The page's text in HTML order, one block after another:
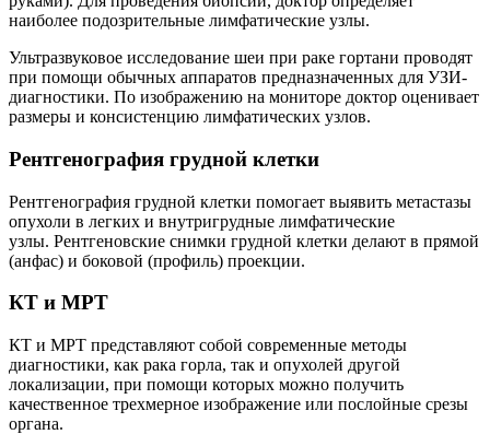
наиболее подозрительные лимфатические узлы.
Ультразвуковое исследование шеи при раке гортани проводят
при помощи обычных аппаратов предназначенных для УЗИ-
диагностики. По изображению на мониторе доктор оценивает
размеры и консистенцию лимфатических узлов.
Рентгенография грудной клетки
Рентгенография грудной клетки помогает выявить метастазы
опухоли в легких и внутригрудные лимфатические
узлы. Рентгеновские снимки грудной клетки делают в прямой
(анфас) и боковой (профиль) проекции.
КТ и МРТ
КТ и МРТ представляют собой современные методы
диагностики, как рака горла, так и опухолей другой
локализации, при помощи которых можно получить
качественное трехмерное изображение или послойные срезы
органа.